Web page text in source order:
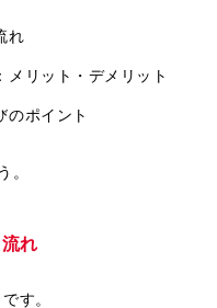
れ
リット・デメリット
のポイント
れ
す。